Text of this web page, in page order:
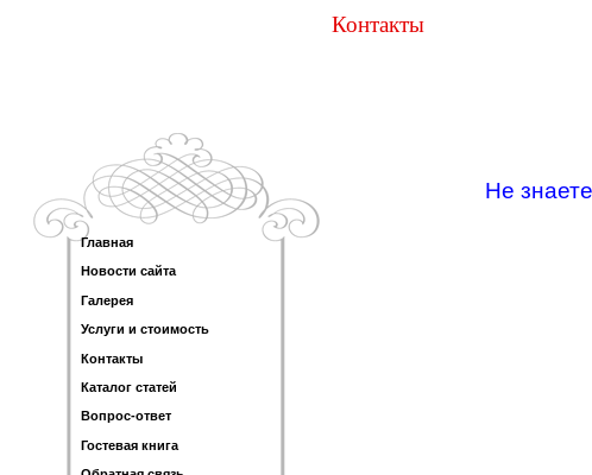
Главная
Новости сайта
Галерея
Услуги и стоимость
Контакты
Каталог статей
Вопрос-ответ
Гостевая книга
Контакты
Не